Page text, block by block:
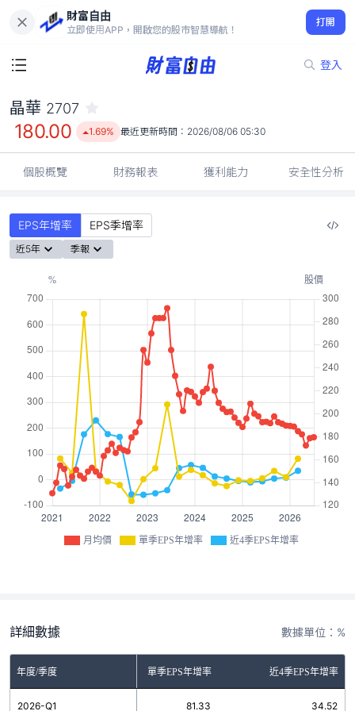
財富自由
立即使用APP，開啟您的股市智慧導航！
打開
登入
180.00
1.69%
晶華 2707
180.00 1.69% 最近更新時間： 2026/08/06 05:30
個股概覽 財務報表 獲利能力 安全性分析
EPS年增率 EPS季增率
近5年 季報
月均價 單季EPS年增率 近4季EPS年增率
詳細數據 數據單位：%
年度/季度 單季EPS年增率 近4季EPS年增率
2026-Q1 81.33 34.52